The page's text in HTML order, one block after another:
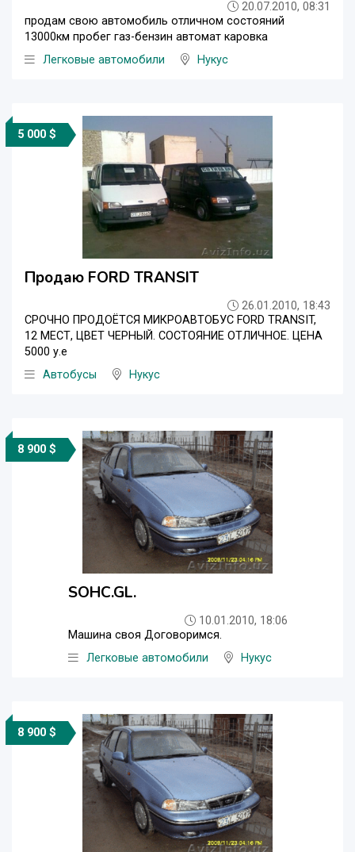
20.07.2010, 08:31
продам свою автомобиль отличном состояний
13000км пробег газ-бензин автомат каровка
Легковые автомобили
Нукус
5 000 $
Продаю FORD TRANSIT
26.01.2010, 18:43
СРОЧНО ПРОДОЁТСЯ МИКРОАВТОБУС FORD TRANSIT,
12 МЕСТ, ЦВЕТ ЧЕРНЫЙ. СОСТОЯНИЕ ОТЛИЧНОЕ. ЦЕНА
5000 у.е
Автобусы
Нукус
8 900 $
SOHC.GL.
10.01.2010, 18:06
Машина своя Договоримся.
Легковые автомобили
Нукус
8 900 $